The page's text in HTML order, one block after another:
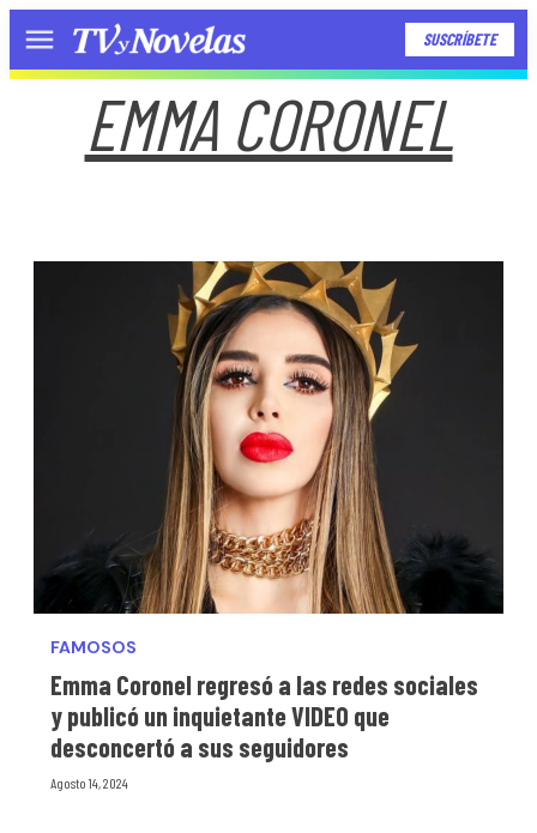
Menú SUSCRÍBETE
EMMA CORONEL
FAMOSOS
Emma Coronel regresó a las redes sociales
y publicó un inquietante VIDEO que
desconcertó a sus seguidores
Agosto 14, 2024